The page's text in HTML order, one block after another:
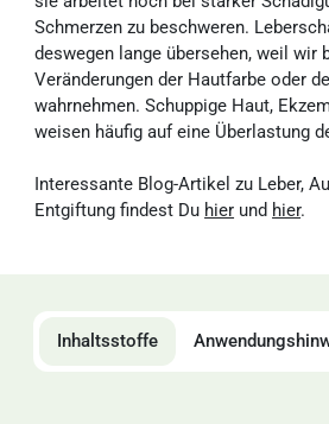
Schmerzen zu beschweren.
deswegen lange übersehen, weil wir
Veränderungen der Hautfarbe oder
wahrnehmen. Schuppige Haut,
weisen häufig auf eine Überlastung
Interessante Blog-Artikel zu Leber,
Entgiftung findest Du hier und hier.
Inhaltsstoffe